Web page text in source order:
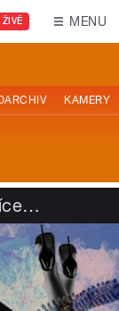
ŽIVĚ MENU
KAMERY
…